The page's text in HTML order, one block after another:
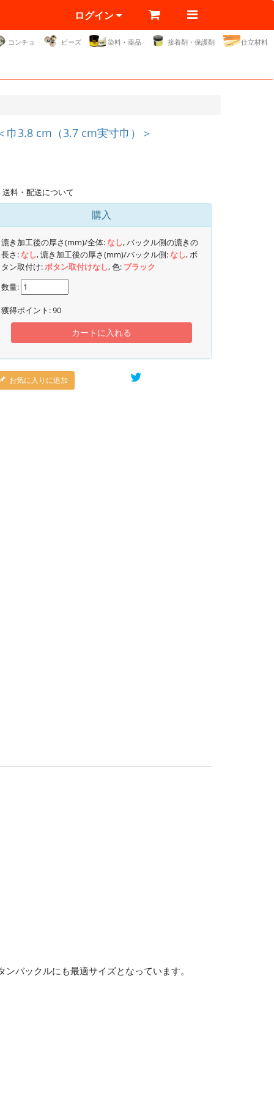
ログイン
コンチョ ビーズ 染料・薬品 接着剤・保護剤 仕立材料
巾3.8 cm（3.7 cm実寸巾）＞
送料・配送について
購入
漉き加工後の厚さ(mm)/全体:なし, バックル側の漉きの
長さ:なし, 漉き加工後の厚さ(mm)/バックル側:なし, ボ
タン取付け:ボタン取付けなし, 色: ブラック
数量:
獲得ポイント:90
カートに入れる
お気に入りに追加
バックルにも最適サイズとなっています。